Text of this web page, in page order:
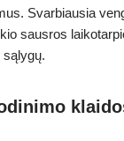
Svarbiausia
sausros
sąlygų.